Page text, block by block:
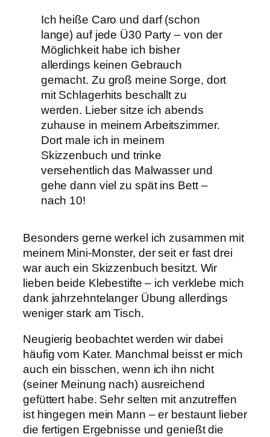
Ich heiße Caro und darf (schon
lange) auf jede Ü30 Party – von der
Möglichkeit habe ich bisher
allerdings keinen Gebrauch
gemacht. Zu groß meine Sorge, dort
mit Schlagerhits beschallt zu
werden. Lieber sitze ich abends
zuhause in meinem Arbeitszimmer.
Dort male ich in meinem
Skizzenbuch und trinke
versehentlich das Malwasser und
gehe dann viel zu spät ins Bett –
nach 10!
Besonders gerne werkel ich zusammen mit
meinem Mini-Monster, der seit er fast drei
war auch ein Skizzenbuch besitzt. Wir
lieben beide Klebestifte – ich verklebe mich
dank jahrzehntelanger Übung allerdings
weniger stark am Tisch.
Neugierig beobachtet werden wir dabei
häufig vom Kater. Manchmal beisst er mich
auch ein bisschen, wenn ich ihn nicht
(seiner Meinung nach) ausreichend
gefüttert habe. Sehr selten mit anzutreffen
ist hingegen mein Mann – er bestaunt lieber
die fertigen Ergebnisse und genießt die